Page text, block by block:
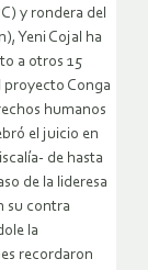
y rondera del
Yeni Cojal ha
a otros 15
Conga
humanos
el juicio en
de hasta
de la lideresa
su contra
la
recordaron